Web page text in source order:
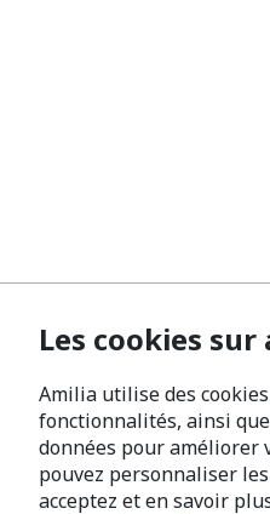
Les cookies
Amilia utilise des
fonctionnalités, ainsi
données pour améliorer
pouvez personnaliser
acceptez et en savoir